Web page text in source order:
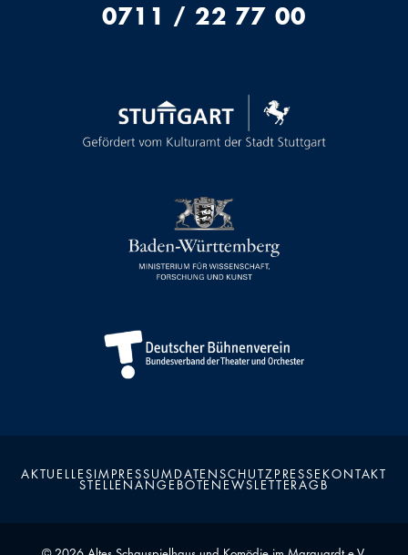
0711 / 22 77 00
AKTUELLESIMPRESSUMDATENSCHUTZPRESSE KONTAKT
STELLENANGEBOTE NEWSLETTERAGB